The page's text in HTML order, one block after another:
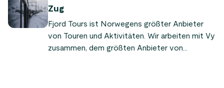
Eisenbahnstrecken, die den Norden mit dem
Süden und den Osten mit dem Westen
verbinden. Viele der Routen Norwegens wurden
zu den schönsten der Welt gewählt. Werfen Sie
Zug
Fjord Tours ist Norwegens größter Anbieter
von Touren und Aktivitäten. Wir arbeiten mit Vy
zusammen, dem größten Anbieter von